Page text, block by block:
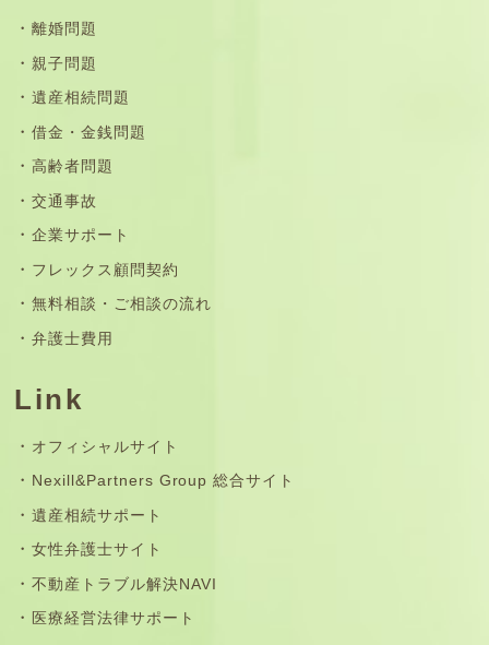
離婚問題
親子問題
遺産相続問題
借金・金銭問題
高齢者問題
交通事故
企業サポート
フレックス顧問契約
無料相談・ご相談の流れ
弁護士費用
Link
オフィシャルサイト
Nexill&Partners Group 総合サイト
遺産相続サポート
女性弁護士サイト
不動産トラブル解決NAVI
医療経営法律サポート